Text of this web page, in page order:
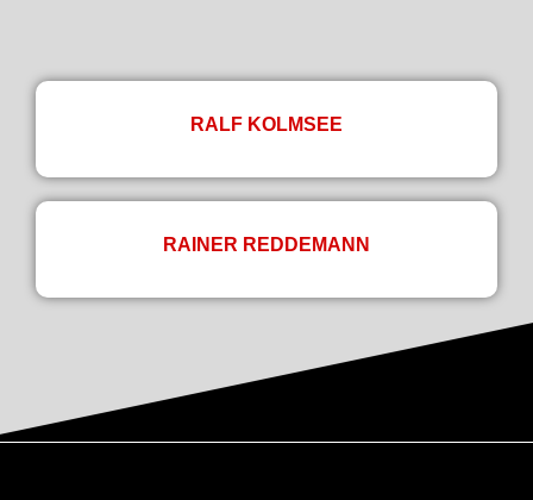
RALF KOLMSEE
RAINER REDDEMANN